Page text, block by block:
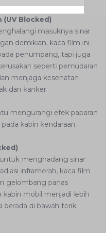
Blocked)
masuknya sinar
demikian, kaca film ini
penumpang, tapi juga
seperti pemudaran
menjaga kesehatan
dan kanker.
mengurangi efek paparan
kabin kendaraan.
menghadang sinar
inframerah, kaca film
gelombang panas
mobil menjadi lebih
berada di bawah terik